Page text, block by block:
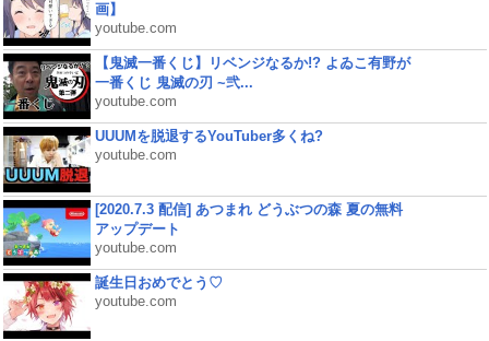
画】
youtube.com
【鬼滅一番くじ】リベンジなるか!? よゐこ有野が
一番くじ 鬼滅の刃 ~弐...
youtube.com
UUUMを脱退するYouTuber多くね?
youtube.com
[2020.7.3 配信] あつまれ どうぶつの森 夏の無料
アップデート
youtube.com
誕生日おめでとう♡
youtube.com